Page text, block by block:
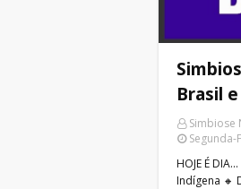
Brasil
Simbiose
HOJE É
Indígena 🔸